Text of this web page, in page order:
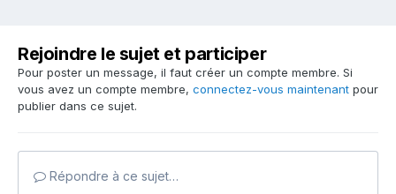
Rejoindre le sujet et participer
Pour poster un message, il faut créer un compte membre. Si
vous avez un compte membre, connectez-vous maintenant pour
publier dans ce sujet.
Répondre à ce sujet…